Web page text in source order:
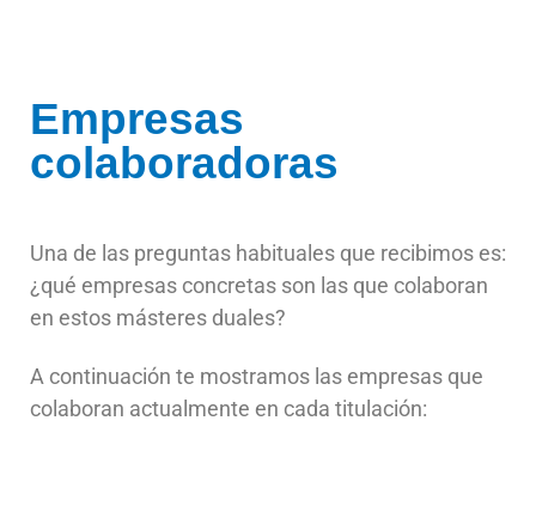
Empresas
colaboradoras
Una de las preguntas habituales que recibimos es:
¿qué empresas concretas son las que colaboran
en estos másteres duales?
A continuación te mostramos las empresas que
colaboran actualmente en cada titulación: